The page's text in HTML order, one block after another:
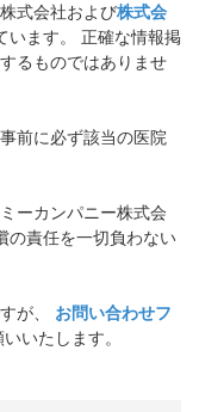
式会社および株式会
います。 正確な情報掲
るものではありませ
前に必ず該当の医院
ーカンパニー株式会
の責任を一切負わない
が、
お問い合わせフ
いたします。